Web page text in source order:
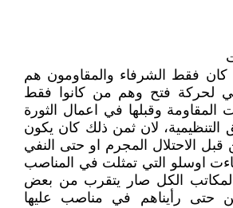
كان فقط الشرفاء والمقاومون هم
لحركة فتح وهم من كانوا فقط
المقاومة وقبلها في اعمال الثورة
لان ثمن ذلك كان يكون
قبل الاحتلال المجرم او حتى النفي
اوسلو التي تمثلت في المناصب
الكل صار يتقرب من بعض
حتى رأيناهم في مناصب عليها